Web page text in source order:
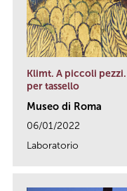
Klimt. A piccoli
per tassello
Museo di Roma
06/01/2022
Laboratorio